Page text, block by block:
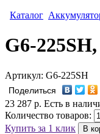
Каталог
G6-
Артикул: G6-225SH
Поделиться
23 287 р. Есть в
Количество товаров:
Купить за 1 клик
В